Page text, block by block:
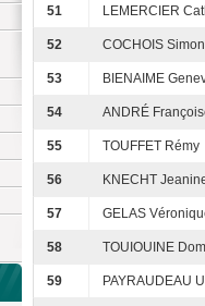
51 LEMERCIER
52 COCHOIS
53 BIENAIME
54 ANDRÉ
55 TOUFFET Rémy
56 KNECHT
57 GELAS
58 TOUIOUINE
59 PAYRAUDEAU